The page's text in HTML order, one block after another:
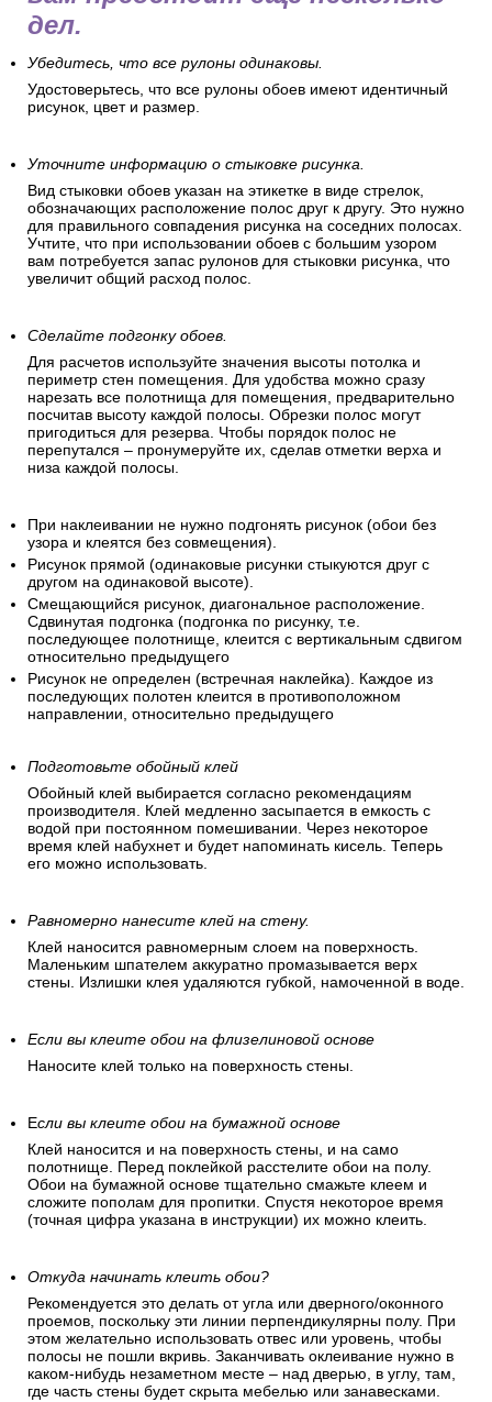
дел.
Убедитесь, что все рулоны одинаковы.
Удостоверьтесь, что все рулоны обоев имеют идентичный
рисунок, цвет и размер.
Уточните информацию о стыковке рисунка.
Вид стыковки обоев указан на этикетке в виде стрелок,
обозначающих расположение полос друг к другу. Это нужно
для правильного совпадения рисунка на соседних полосах.
Учтите, что при использовании обоев с большим узором
вам потребуется запас рулонов для стыковки рисунка, что
увеличит общий расход полос.
Сделайте подгонку обоев.
Для расчетов используйте значения высоты потолка и
периметр стен помещения. Для удобства можно сразу
нарезать все полотнища для помещения, предварительно
посчитав высоту каждой полосы. Обрезки полос могут
пригодиться для резерва. Чтобы порядок полос не
перепутался – пронумеруйте их, сделав отметки верха и
низа каждой полосы.
При наклеивании не нужно подгонять рисунок (обои без
узора и клеятся без совмещения).
Рисунок прямой (одинаковые рисунки стыкуются друг с
другом на одинаковой высоте).
Смещающийся рисунок, диагональное расположение.
Сдвинутая подгонка (подгонка по рисунку, т.е.
последующее полотнище, клеится с вертикальным сдвигом
относительно предыдущего
Рисунок не определен (встречная наклейка). Каждое из
последующих полотен клеится в противоположном
направлении, относительно предыдущего
Подготовьте обойный клей
Обойный клей выбирается согласно рекомендациям
производителя. Клей медленно засыпается в емкость с
водой при постоянном помешивании. Через некоторое
время клей набухнет и будет напоминать кисель. Теперь
его можно использовать.
Равномерно нанесите клей на стену.
Клей наносится равномерным слоем на поверхность.
Маленьким шпателем аккуратно промазывается верх
стены. Излишки клея удаляются губкой, намоченной в воде.
Если вы клеите обои на флизелиновой основе
Наносите клей только на поверхность стены.
Если вы клеите обои на бумажной основе
Клей наносится и на поверхность стены, и на само
полотнище. Перед поклейкой расстелите обои на полу.
Обои на бумажной основе тщательно смажьте клеем и
сложите пополам для пропитки. Спустя некоторое время
(точная цифра указана в инструкции) их можно клеить.
Откуда начинать клеить обои?
Рекомендуется это делать от угла или дверного/оконного
проемов, поскольку эти линии перпендикулярны полу. При
этом желательно использовать отвес или уровень, чтобы
полосы не пошли вкривь. Заканчивать оклеивание нужно в
каком-нибудь незаметном месте – над дверью, в углу, там,
где часть стены будет скрыта мебелью или занавесками.